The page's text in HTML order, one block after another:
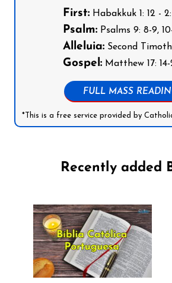
First:Habakkuk 1: 12 -
Psalm:Psalms 9: 8-9, 10-
Alleluia:Second
Gospel:Matthew 17:
FULL MASS
*This is a free service provided by
Recently added